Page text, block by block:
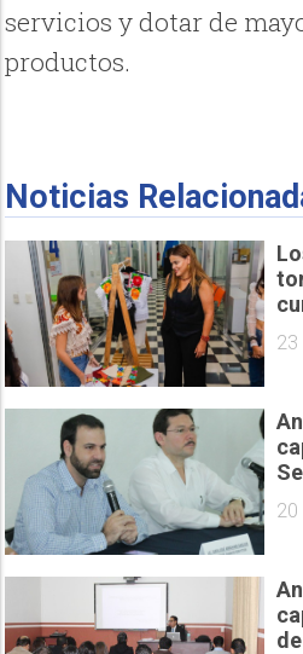
servicios y dotar de
productos.
Noticias
23
20